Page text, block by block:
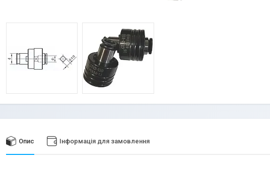
Опис Інформація для замовлення